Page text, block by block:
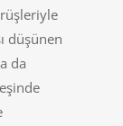
düşünen
da